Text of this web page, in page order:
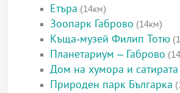
Етъра (14км)
Зоопарк Габрово (14км)
Къща-музей Филип Тотю
Планетариум – Габрово
Дом на хумора и сатирата
Природен парк Българка